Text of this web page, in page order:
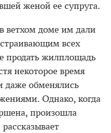
женой ее супруга.
ветхом доме им дали
всех
продать жилплощадь
некоторое время
даже обменялись
Однако, когда
произошла